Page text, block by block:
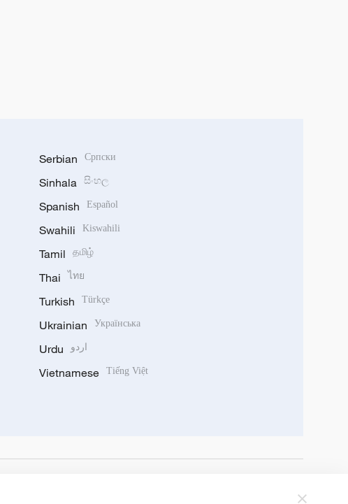
Serbian Српски
Sinhala සිංහල
Spanish Español
Swahili Kiswahili
Tamil தமிழ்
Thai ไทย
Turkish Türkçe
Ukrainian Українська
Urdu اردو
Vietnamese Tiếng Việt